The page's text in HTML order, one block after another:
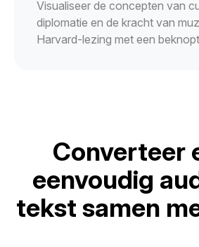
Visualiseer de concepten van
diplomatie en de kracht van
Harvard-lezing met een
Converteer
eenvoudig
tekst samen